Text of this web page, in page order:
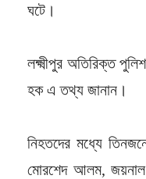
ঘটে।
লক্ষ্মীপুর অতিরিক্ত
হক এ তথ্য জানান।
নিহতদের মধ্যে
মোরশেদ আলম,